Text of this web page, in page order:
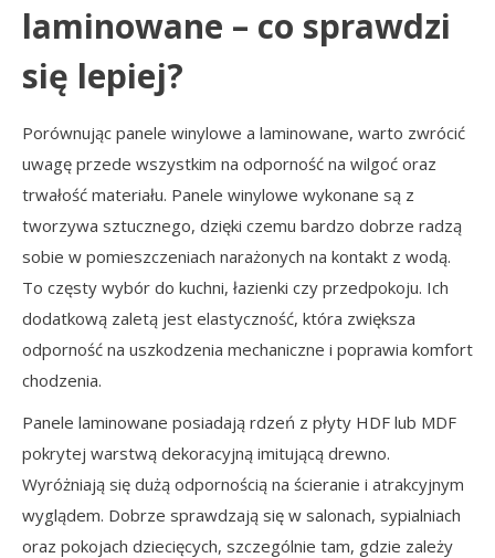
laminowane – co sprawdzi
się lepiej?
Porównując panele winylowe a laminowane, warto zwrócić
uwagę przede wszystkim na odporność na wilgoć oraz
trwałość materiału. Panele winylowe wykonane są z
tworzywa sztucznego, dzięki czemu bardzo dobrze radzą
sobie w pomieszczeniach narażonych na kontakt z wodą.
To częsty wybór do kuchni, łazienki czy przedpokoju. Ich
dodatkową zaletą jest elastyczność, która zwiększa
odporność na uszkodzenia mechaniczne i poprawia komfort
chodzenia.
Panele laminowane posiadają rdzeń z płyty HDF lub MDF
pokrytej warstwą dekoracyjną imitującą drewno.
Wyróżniają się dużą odpornością na ścieranie i atrakcyjnym
wyglądem. Dobrze sprawdzają się w salonach, sypialniach
oraz pokojach dziecięcych, szczególnie tam, gdzie zależy